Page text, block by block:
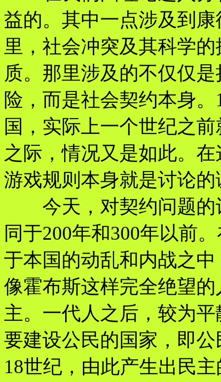
益的。其中一点涉及到
里，社会冲突及其科学
质。那里涉及的不仅仅
险，而是社会契约本身
国，实际上一个世纪之
之际，情况又是如此。
游戏规则本身就是讨论的
今天，对契约问题的
同于200年和300年以前
于本国的动乱和内战之
像霍布斯这样完全绝望
主。一代人之后，较为
要建设公民的国家，即
18世纪，由此产生出民